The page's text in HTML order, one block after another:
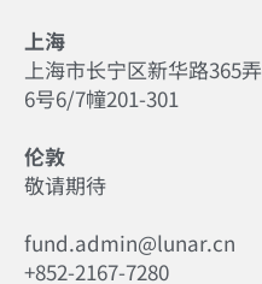
上海
上海市长宁区新华路365弄
6号6/7幢201-301
伦敦
敬请期待
fund.admin@lunar.cn
+852-2167-7280